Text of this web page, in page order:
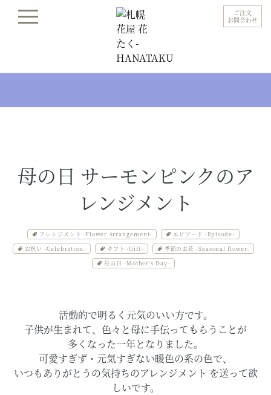
ご注文
お問合わせ
母の日 サーモンピンクのア
レンジメント
アレンジメント -Flower Arrangement-
エピソード -Episode-
お祝い -Celebration-
ギフト -Gift-
季節のお花 -Seasonal flower-
母の日 -Mother's Day-
活動的で明るく元気のいい方です。
子供が生まれて、色々と母に手伝ってもらうことが
多くなった一年となりました。
可愛すぎず・元気すぎない暖色の系の色で、
いつもありがとうの気持ちのアレンジメント を送って欲
しいです。